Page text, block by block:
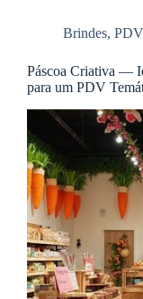
Brindes, PDV
Páscoa Criativa —
para um PDV